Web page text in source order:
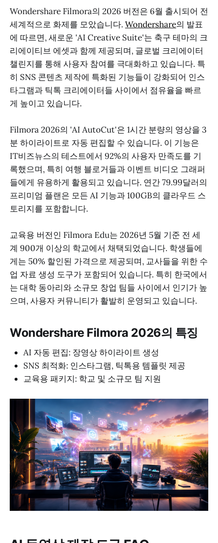
Wondershare Filmora의 2026 버전은 6월 출시되어 전
세계적으로 화제를 모았습니다. Wondershare의 발표
에 따르면, 새로운 'AI Creative Suite'는 축구 테마의 크
리에이티브 에셋과 함께 제공되며, 글로벌 크리에이터
챌린지를 통해 사용자 참여를 극대화하고 있습니다. 특
히 SNS 콘텐츠 제작에 특화된 기능들이 강화되어 인스
타그램과 틱톡 크리에이터들 사이에서 점유율을 빠르
게 높이고 있습니다.
Filmora 2026의 'AI AutoCut'은 1시간 분량의 영상을 3
분 하이라이트로 자동 편집할 수 있습니다. 이 기능은
IT비즈뉴스의 테스트에서 92%의 사용자 만족도를 기
록했으며, 특히 여행 블로거들과 이벤트 비디오 그래퍼
들에게 유용하게 활용되고 있습니다. 연간 79.99달러의
프리미엄 플랜은 모든 AI 기능과 100GB의 클라우드 스
토리지를 포함합니다.
교육용 버전인 Filmora Edu는 2026년 5월 기준 전 세
계 900개 이상의 학교에서 채택되었습니다. 학생들에
게는 50% 할인된 가격으로 제공되며, 교사들을 위한 수
업 자료 생성 도구가 포함되어 있습니다. 특히 한국에서
는 대학 동아리와 소규모 창업 팀들 사이에서 인기가 높
으며, 사용자 커뮤니티가 활발히 운영되고 있습니다.
Wondershare Filmora 2026의 특징
AI 자동 편집: 장영상 하이라이트 생성
SNS 최적화: 인스타그램, 틱톡용 템플릿 제공
교육용 패키지: 학교 및 소규모 팀 지원